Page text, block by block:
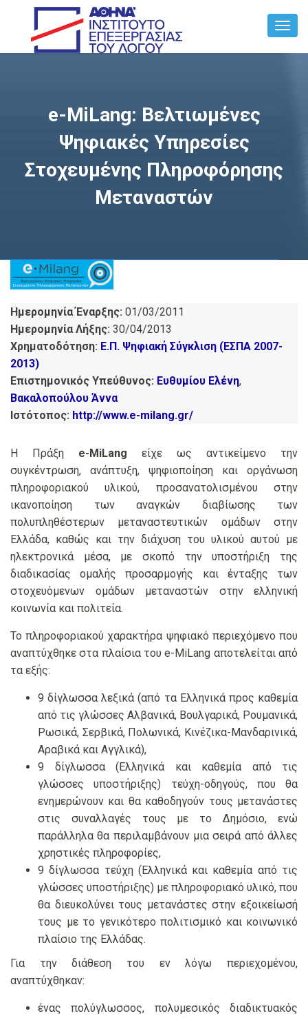
e-MiLang: Βελτιωμένες
Ψηφιακές Υπηρεσίες
Στοχευμένης Πληροφόρησης
Μεταναστών
Ημερομηνία Έναρξης: 01/03/2011
Ημερομηνία Λήξης: 30/04/2013
Χρηματοδότηση: Ε.Π. Ψηφιακή Σύγκλιση (ΕΣΠΑ 2007-
2013)
Επιστημονικός Υπεύθυνος: Ευθυμίου Ελένη,
Βακαλοπούλου Άννα
Ιστότοπος: http://www.e-milang.gr/
Η Πράξη e-MiLang είχε ως αντικείμενο την
συγκέντρωση, ανάπτυξη, ψηφιοποίηση και οργάνωση
πληροφοριακού υλικού, προσανατολισμένου στην
ικανοποίηση των αναγκών διαβίωσης των
πολυπληθέστερων μεταναστευτικών ομάδων στην
Ελλάδα, καθώς και την διάχυση του υλικού αυτού με
ηλεκτρονικά μέσα, με σκοπό την υποστήριξη της
διαδικασίας ομαλής προσαρμογής και ένταξης των
στοχευόμενων ομάδων μεταναστών στην ελληνική
κοινωνία και πολιτεία.
Το πληροφοριακού χαρακτήρα ψηφιακό περιεχόμενο που
αναπτύχθηκε στα πλαίσια του e-MiLang αποτελείται από
τα εξής:
9 δίγλωσσα λεξικά (από τα Ελληνικά προς καθεμία
από τις γλώσσες Αλβανικά, Βουλγαρικά, Ρουμανικά,
Ρωσικά, Σερβικά, Πολωνικά, Κινέζικα-Μανδαρινικά,
Αραβικά και Αγγλικά),
9 δίγλωσσα (Ελληνικά και καθεμία από τις
γλώσσες υποστήριξης) τεύχη-οδηγούς, που θα
ενημερώνουν και θα καθοδηγούν τους μετανάστες
στις συναλλαγές τους με το Δημόσιο, ενώ
παράλληλα θα περιλαμβάνουν μια σειρά από άλλες
χρηστικές πληροφορίες,
9 δίγλωσσα τεύχη (Ελληνικά και καθεμία από τις
γλώσσες υποστήριξης) με πληροφοριακό υλικό, που
θα διευκολύνει τους μετανάστες στην εξοικείωσή
τους με το γενικότερο πολιτισμικό και κοινωνικό
πλαίσιο της Ελλάδας.
Για την διάθεση του εν λόγω περιεχομένου,
αναπτύχθηκαν:
ένας πολύγλωσσος, πολυμεσικός διαδικτυακός